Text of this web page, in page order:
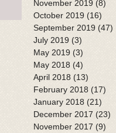
November 2019 (8)
October 2019 (16)
September 2019 (47)
July 2019 (3)
May 2019 (3)
May 2018 (4)
April 2018 (13)
February 2018 (17)
January 2018 (21)
December 2017 (23)
November 2017 (9)